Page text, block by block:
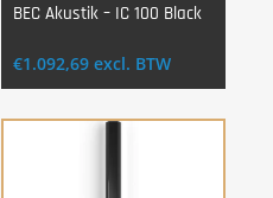
BEC Akustik – IC 100 Black
€1.092,69 excl. BTW